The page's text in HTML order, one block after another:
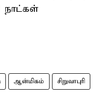
நாட்கள்
ஆன்மிகம் சிறுவாபுரி